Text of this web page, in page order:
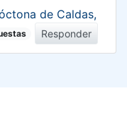
de Caldas,
Responder